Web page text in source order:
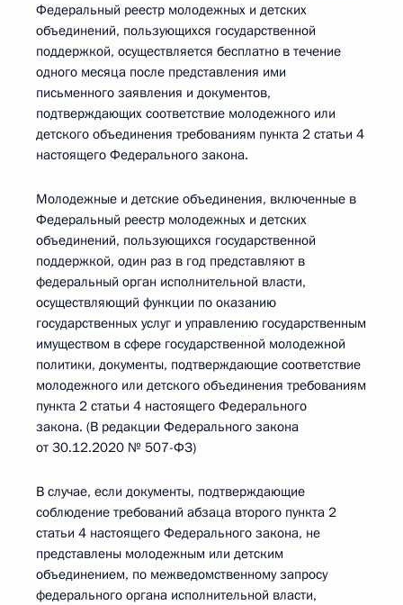
Федеральный реестр молодежных и детских
объединений, пользующихся государственной
поддержкой, осуществляется бесплатно в течение
одного месяца после представления ими
письменного заявления и документов,
подтверждающих соответствие молодежного или
детского объединения требованиям пункта 2 статьи 4
настоящего Федерального закона.
Молодежные и детские объединения, включенные в
Федеральный реестр молодежных и детских
объединений, пользующихся государственной
поддержкой, один раз в год представляют в
федеральный орган исполнительной власти,
осуществляющий функции по оказанию
государственных услуг и управлению государственным
имуществом в сфере государственной молодежной
политики, документы, подтверждающие соответствие
молодежного или детского объединения требованиям
пункта 2 статьи 4 настоящего Федерального
закона. (В редакции Федерального закона
от 30.12.2020 № 507-ФЗ)
В случае, если документы, подтверждающие
соблюдение требований абзаца второго пункта 2
статьи 4 настоящего Федерального закона, не
представлены молодежным или детским
объединением, по межведомственному запросу
федерального органа исполнительной власти,